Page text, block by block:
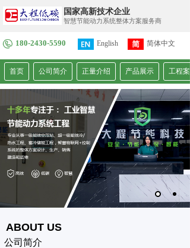
智慧节能动力系统整体方案服务商
国家高新技术企业
English 简体中文
繁體中文
180-2430-5590
首页 公司简介 正量介绍 产品展示 工程案
ABOUT US
公司简介